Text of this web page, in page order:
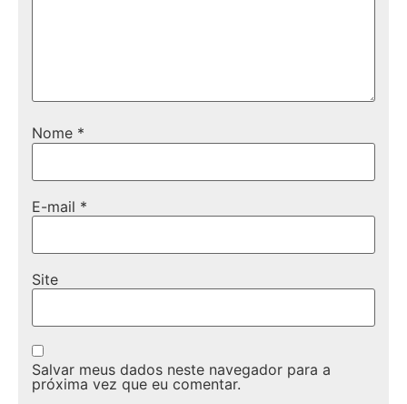
Nome *
E-mail *
Site
Salvar meus dados neste navegador para a
próxima vez que eu comentar.